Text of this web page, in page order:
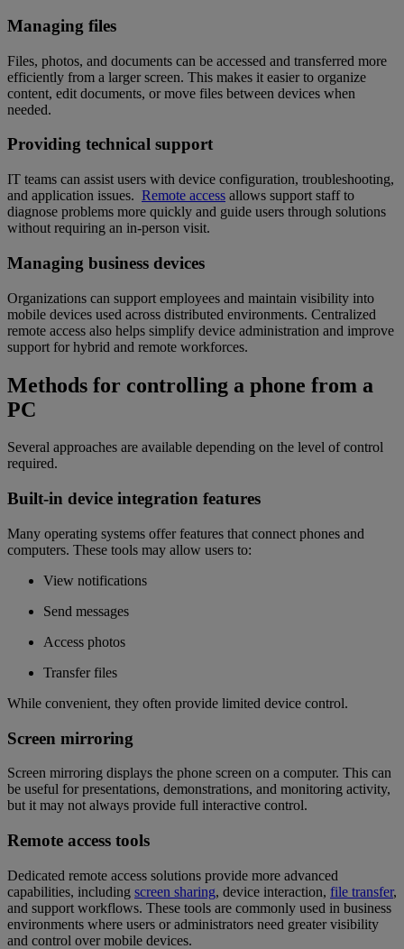
Managing files
Files, photos, and documents can be accessed and transferred more
efficiently from a larger screen. This makes it easier to organize
content, edit documents, or move files between devices when
needed.
Providing technical support
IT teams can assist users with device configuration, troubleshooting,
and application issues. Remote access allows support staff to
diagnose problems more quickly and guide users through solutions
without requiring an in-person visit.
Managing business devices
Organizations can support employees and maintain visibility into
mobile devices used across distributed environments. Centralized
remote access also helps simplify device administration and improve
support for hybrid and remote workforces.
Methods for controlling a phone from a
PC
Several approaches are available depending on the level of control
required.
Built-in device integration features
Many operating systems offer features that connect phones and
computers. These tools may allow users to:
View notifications
Send messages
Access photos
Transfer files
While convenient, they often provide limited device control.
Screen mirroring
Screen mirroring displays the phone screen on a computer. This can
be useful for presentations, demonstrations, and monitoring activity,
but it may not always provide full interactive control.
Remote access tools
Dedicated remote access solutions provide more advanced
capabilities, including screen sharing, device interaction, file transfer,
and support workflows. These tools are commonly used in business
environments where users or administrators need greater visibility
and control over mobile devices.